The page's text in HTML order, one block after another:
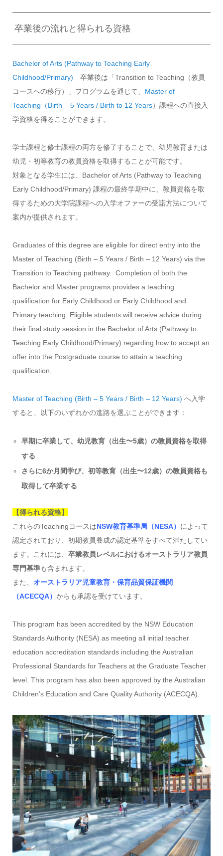
卒業後の流れと得られる資格
Bachelor of Arts (Pathway to Teaching Early
Childhood/Primary) 卒業後は「Transition to Teaching（教員
コースへの移行）」プログラムを通じて、 Master of
Teaching（Birth – 5 Years / Birth to 12 Years）課程への直接入
学資格を得ることができます。
学士課程と修士課程の両方を修了することで、幼児教育または
幼児・初等教育の教員資格を取得することが可能です。
対象となる学生には、Bachelor of Arts (Pathway to Teaching
Early Childhood/Primary) 課程の最終学期中に、教員資格を取
得するための大学院課程への入学オファーの受諾方法について
案内が提供されます。
Graduates of this degree are eligible for direct entry into the
Master of Teaching (Birth – 5 Years / Birth – 12 Years) via the
Transition to Teaching pathway. Completion of both the
Bachelor and Master programs provides a teaching
qualification for Early Childhood or Early Childhood and
Primary teaching. Eligible students will receive advice during
their final study session in the Bachelor of Arts (Pathway to
Teaching Early Childhood/Primary) regarding how to accept an
offer into the Postgraduate course to attain a teaching
qualification.
Master of Teaching (Birth – 5 Years / Birth – 12 Years) へ入学
すると、以下のいずれかの進路を選ぶことができます：
早期に卒業して、幼児教育（出生〜5歳）の教員資格を取得
する
さらに6か月間学び、初等教育（出生〜12歳）の教員資格も
取得して卒業する
【得られる資格】
これらのTeachingコースはNSW教育基準局（NESA） によって
認定されており、初期教員養成の認定基準をすべて満たしてい
ます。これには、 卒業教員レベルにおけるオーストラリア教員
専門基準も含まれます。
また、 オーストラリア児童教育・保育品質保証機関
（ACECQA） からも承認を受けています。
This program has been accredited by the NSW Education
Standards Authority (NESA) as meeting all initial teacher
education accreditation standards including the Australian
Professional Standards for Teachers at the Graduate Teacher
level. This program has also been approved by the Australian
Children’s Education and Care Quality Authority (ACECQA).